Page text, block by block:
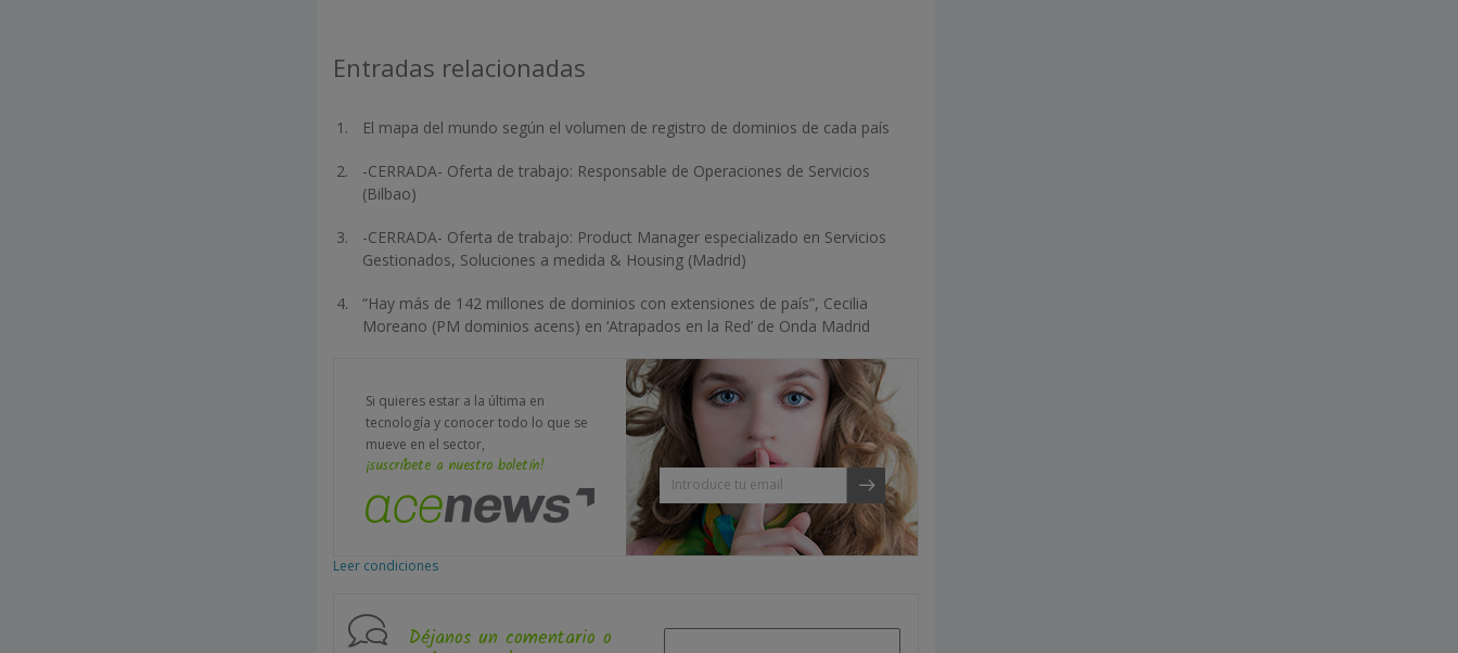
Entradas relacionadas
El mapa del mundo según el volumen de registro de dominios de cada país
-CERRADA- Oferta de trabajo: Responsable de Operaciones de Servicios
(Bilbao)
-CERRADA- Oferta de trabajo: Product Manager especializado en Servicios
Gestionados, Soluciones a medida & Housing (Madrid)
“Hay más de 142 millones de dominios con extensiones de país”, Cecilia
Moreano (PM dominios acens) en ‘Atrapados en la Red’ de Onda Madrid
Si quieres estar a la última en
tecnología y conocer todo lo que se
mueve en el sector,
¡suscríbete a nuestro boletín!
Leer condiciones
Déjanos un comentario o